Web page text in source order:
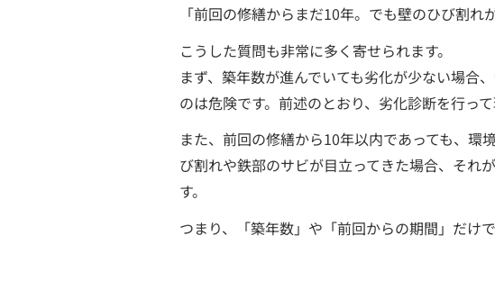
「前回の修繕からまだ10年。でも壁のひび割れ
こうした質問も非常に多く寄せられます。
まず、築年数が進んでいても劣化が少ない場合
のは危険です。前述のとおり、劣化診断を行っ
また、前回の修繕から10年以内であっても、
び割れや鉄部のサビが目立ってきた場合、それ
す。
つまり、「築年数」や「前回からの期間」だけ